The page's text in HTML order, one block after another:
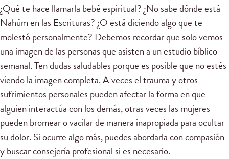
¿Qué te hace llamarla bebé espiritual? ¿No sabe dónde está
Nahúm en las Escrituras? ¿O está diciendo algo que te
molestó personalmente? Debemos recordar que solo vemos
una imagen de las personas que asisten a un estudio bíblico
semanal. Ten dudas saludables porque es posible que no estés
viendo la imagen completa. A veces el trauma y otros
sufrimientos personales pueden afectar la forma en que
alguien interactúa con los demás, otras veces las mujeres
pueden bromear o vacilar de manera inapropiada para ocultar
su dolor. Si ocurre algo más, puedes abordarla con compasión
y buscar consejería profesional si es necesario.